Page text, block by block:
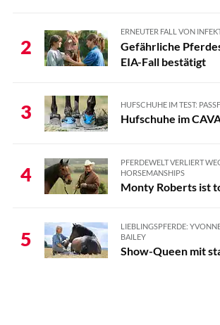
2
ERNEUTER FALL VON
Gefährliche
EIA-Fall bestätigt
3 HUFSCHUHE IM TEST:
Hufschuhe im
4
PFERDEWELT VERLIERT
HORSEMANSHIPS
Monty Roberts ist
5
LIEBLINGSPFERDE:
BAILEY
Show-Queen mit